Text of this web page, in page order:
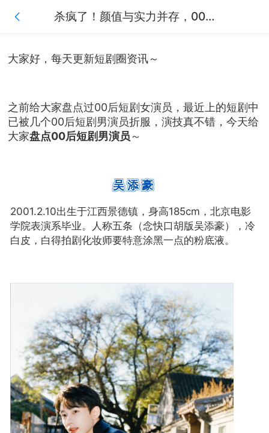
杀疯了！颜值与实力并存，00后短剧男演员扛起半边天！
大家好，每天更新短剧圈资讯～
之前给大家盘点过00后短剧女演员，最近上的短剧中
已被几个00后短剧男演员折服，演技真不错，今天给
大家盘点00后短剧男演员～
吴添豪
2001.2.10出生于江西景德镇，身高185cm，北京电影
学院表演系毕业。人称五条（念快口胡版吴添豪），冷
白皮，白得拍剧化妆师要特意涂黑一点的粉底液。